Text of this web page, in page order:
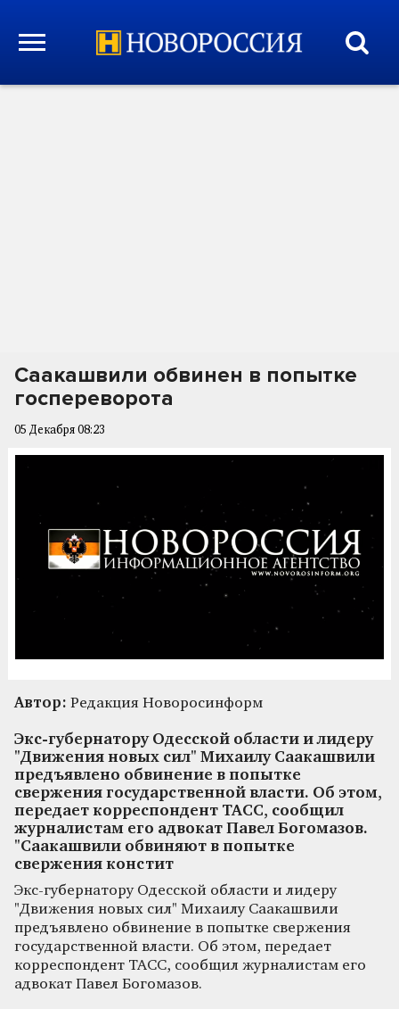
Саакашвили обвинен в попытке
госпереворота
05 Декабря 08:23
Автор: Редакция Новоросинформ
Экс-губернатору Одесской области и лидеру
"Движения новых сил" Михаилу Саакашвили
предъявлено обвинение в попытке
свержения государственной власти. Об этом,
передает корреспондент ТАСС, сообщил
журналистам его адвокат Павел Богомазов.
"Саакашвили обвиняют в попытке
свержения констит
Экс-губернатору Одесской области и лидеру
"Движения новых сил" Михаилу Саакашвили
предъявлено обвинение в попытке свержения
государственной власти. Об этом, передает
корреспондент ТАСС, сообщил журналистам его
адвокат Павел Богомазов.